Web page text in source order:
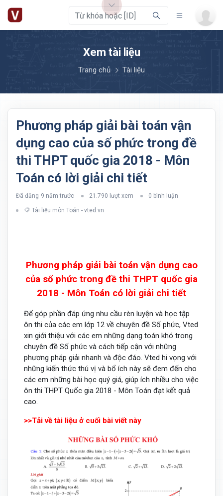
Xem tài liệu
Trang chủ Tài liệu
Phương pháp giải bài toán vận
dụng cao của số phức trong đề
thi THPT quốc gia 2018 - Môn
Toán có lời giải chi tiết
Đã đăng 9 năm trước 21.790 lượt xem 0 bình luận
Tài liệu môn Toán - vted.vn
Phương pháp giải bài toán vận dụng cao
của số phức trong đề thi THPT quốc gia
2018 - Môn Toán có lời giải chi tiết
Để góp phần đáp ứng nhu cầu rèn luyện và học tập
ôn thi của các em lớp 12 về chuyên đề Số phức, Vted
xin giới thiệu với các em những dạng toán khó trong
chuyên đề Số phức và cách tiếp cận với những
phương pháp giải nhanh và độc đáo. Vted hi vọng với
những kiến thức thú vị và bổ ích này sẽ đem đến cho
các em những bài học quý giá, giúp ích nhiều cho việc
ôn thi THPT Quốc gia 2018 - Môn Toán đạt kết quả
cao.
>>Tải về tài liệu ở cuối bài viết này